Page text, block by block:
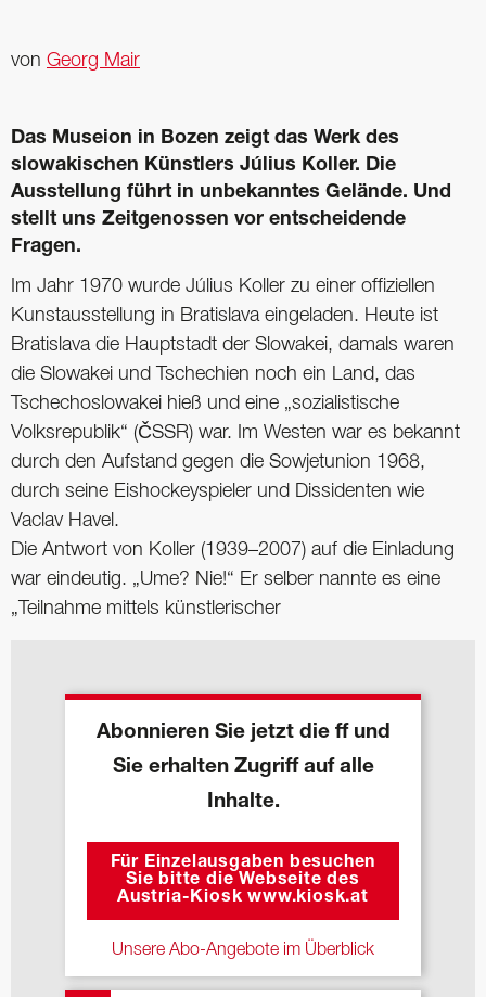
von Georg Mair
Das Museion in Bozen zeigt das Werk des
slowakischen Künstlers Július Koller. Die
Ausstellung führt in unbekanntes Gelände. Und
stellt uns Zeitgenossen vor entscheidende
Fragen.
Im Jahr 1970 wurde Július Koller zu einer offiziellen
Kunstausstellung in Bratislava eingeladen. Heute ist
Bratislava die Hauptstadt der Slowakei, damals waren
die Slowakei und Tschechien noch ein Land, das
Tschechoslowakei hieß und eine „sozialistische
Volksrepublik“ (ČSSR) war. Im Westen war es bekannt
durch den Aufstand gegen die Sowjetunion 1968,
durch seine Eishockeyspieler und Dissidenten wie
Vaclav Havel.
Die Antwort von Koller (1939–2007) auf die Einladung
war eindeutig. „Ume? Nie!“ Er selber nannte es eine
„Teilnahme mittels künstlerischer
Abonnieren Sie jetzt die ff und
Sie erhalten Zugriff auf alle
Inhalte.
Für Einzelausgaben besuchen
Sie bitte die Webseite des
Austria-Kiosk www.kiosk.at
Unsere Abo-Angebote im Überblick